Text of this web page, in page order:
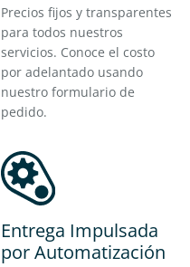
Precios fijos y transparentes
para todos nuestros
servicios. Conoce el costo
por adelantado usando
nuestro formulario de
pedido.
Entrega Impulsada
por Automatización